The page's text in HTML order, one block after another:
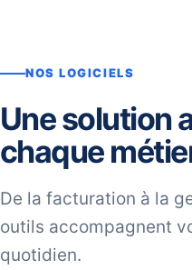
NOS LOGICIELS
Une solution
chaque
De la facturation à la
outils accompagnent
quotidien.